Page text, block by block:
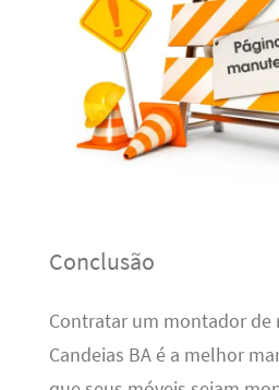
Conclusão
Contratar um montador de
Candeias BA é a melhor